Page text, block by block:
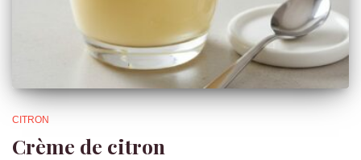
CITRON
Crème de citron